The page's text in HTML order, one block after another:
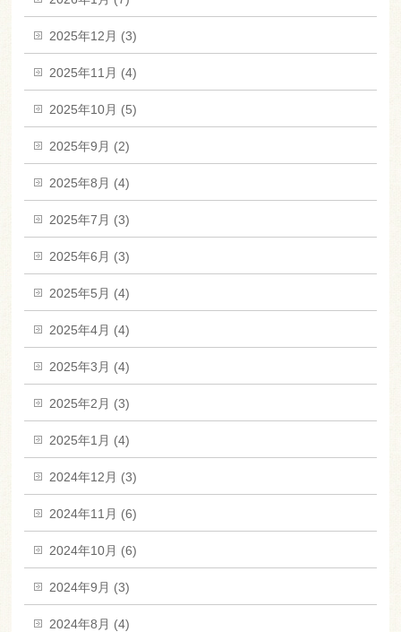
2025年12月 (3)
2025年11月 (4)
2025年10月 (5)
2025年9月 (2)
2025年8月 (4)
2025年7月 (3)
2025年6月 (3)
2025年5月 (4)
2025年4月 (4)
2025年3月 (4)
2025年2月 (3)
2025年1月 (4)
2024年12月 (3)
2024年11月 (6)
2024年10月 (6)
2024年9月 (3)
2024年8月 (4)